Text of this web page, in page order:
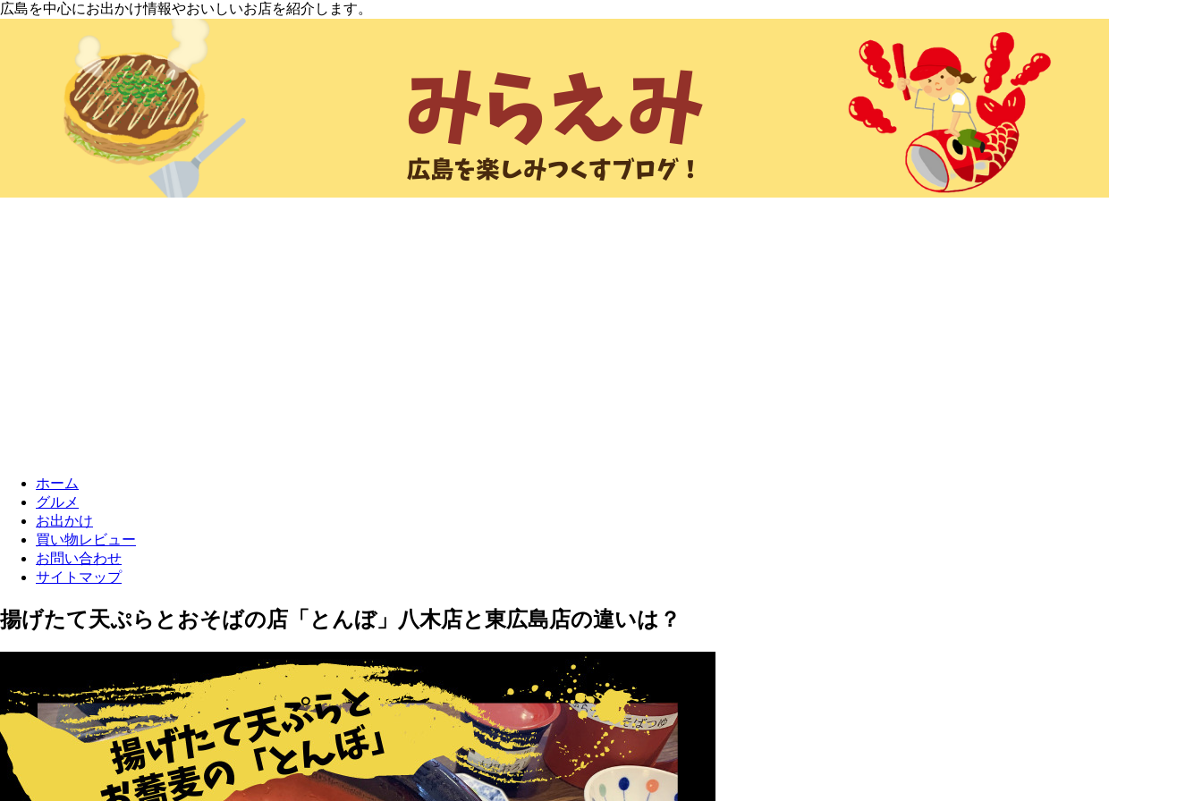
広島を中心にお出かけ情報やおいしいお店を紹介します。
ホーム
グルメ
お出かけ
買い物レビュー
お問い合わせ
サイトマップ
揚げたて天ぷらとおそばの店「とんぼ」八木店と東広島店の違いは？